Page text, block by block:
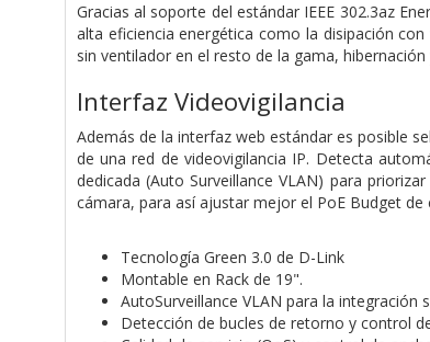
Gracias al soporte del estándar IEEE 302.3az
alta eficiencia energética como la disipación
sin ventilador en el resto de la gama,
Interfaz Videovigilancia
Además de la interfaz web estándar es posible
de una red de videovigilancia IP. Detecta
dedicada (Auto Surveillance VLAN) para
cámara, para así ajustar mejor el PoE Budget de
Tecnología Green 3.0 de D-Link
Montable en Rack de 19".
AutoSurveillance VLAN para la integración
Detección de bucles de retorno y control